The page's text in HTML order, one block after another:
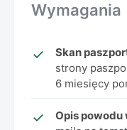
Wymagania
Skan
strony
6 miesięcy
Opis